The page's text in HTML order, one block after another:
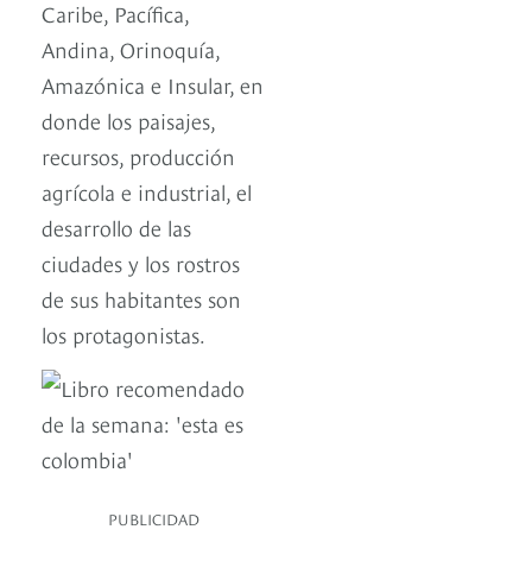
Caribe, Pacífica,
Andina, Orinoquía,
Amazónica e Insular, en
donde los paisajes,
recursos, producción
agrícola e industrial, el
desarrollo de las
ciudades y los rostros
de sus habitantes son
los protagonistas.
PUBLICIDAD